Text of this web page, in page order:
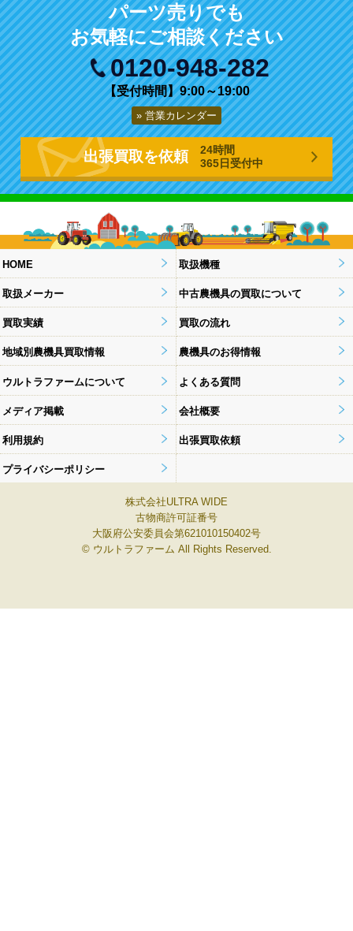
パーツ売りでも
お気軽にご相談ください
0120-948-282
【受付時間】9:00～19:00
営業カレンダー
出張買取を依頼
24時間
365日受付中
HOME 取扱機種
取扱メーカー 中古農機具の買取について
買取実績 買取の流れ
地域別農機具買取情報 農機具のお得情報
ウルトラファームについて よくある質問
メディア掲載 会社概要
利用規約 出張買取依頼
プライバシーポリシー
株式会社ULTRA WIDE
古物商許可証番号
大阪府公安委員会第621010150402号
© ウルトラファーム All Rights Reserved.